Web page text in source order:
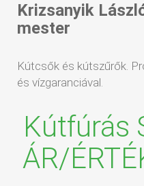
Krizsanyik
mester
Kútcsők és kútszűrők.
és vízgaranciával.
Kútfúrás
ÁR/